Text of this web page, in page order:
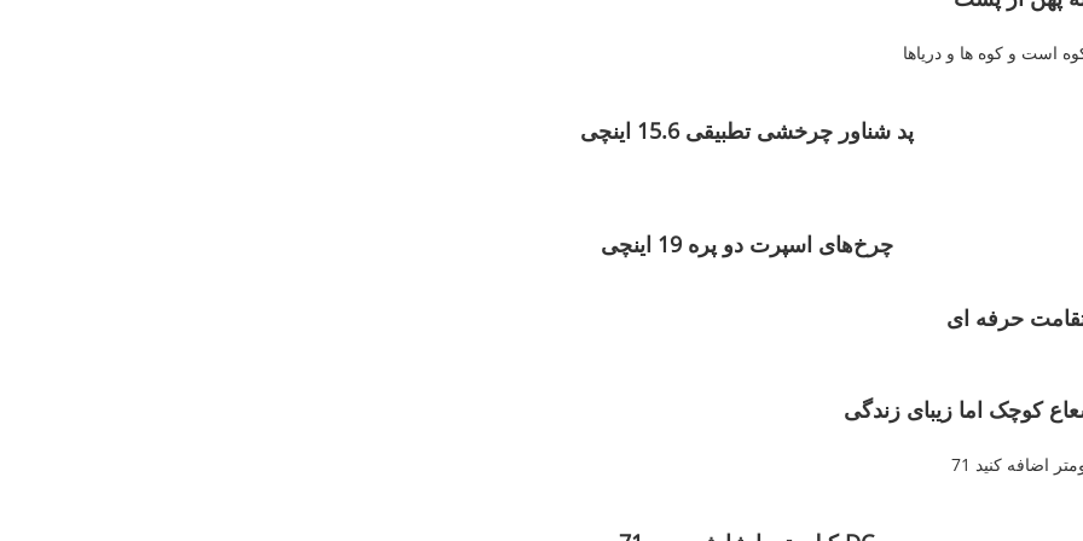
است و کوه ها و دریاها
پد شناور چرخشی تطبیقی ​​15.6 اینچی
چرخ‌های اسپرت دو پره 19 اینچی
حرفه ای
کوچک اما زیبای زندگی
اضافه کنید